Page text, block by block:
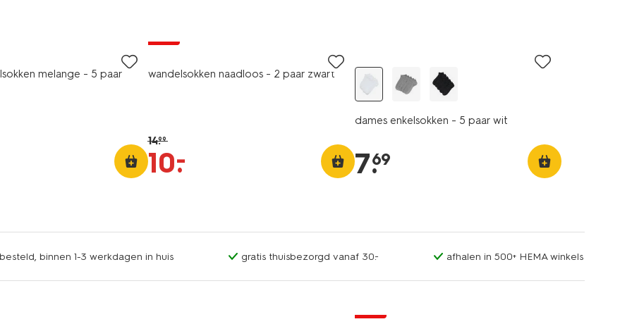
melange - 5 paar
wandelsokken naadloos - 2 paar zwart
14.99
10.
–
dames enkelsokken - 5 paar wit
7.
69
binnen 1-3 werkdagen in huis gratis thuisbezorgd vanaf 30.- afhalen in 500+ HEMA winkels